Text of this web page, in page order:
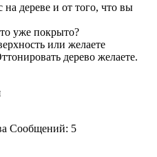
на дереве и от того, что вы
уже покрыто?
или желаете
дерево желаете.
Сообщений: 5